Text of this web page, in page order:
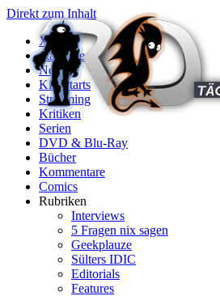
Direkt zum Inhalt
X
Startseite
News
Kinostarts
Streaming
Kritiken
Serien
DVD & Blu-Ray
Bücher
Kommentare
Comics
Rubriken
Interviews
5 Fragen nix sagen
Geekplauze
Sülters IDIC
Editorials
Features